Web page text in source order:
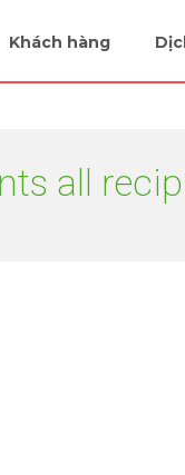
Khách hàng
all